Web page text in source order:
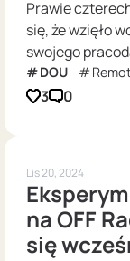
Prawie
się, że wzięło
swojego
DOU
3 0
Lis 20, 2024
na OFF
się